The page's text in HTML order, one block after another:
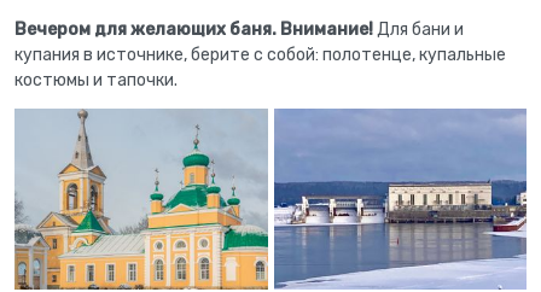
Вечером для желающих баня. Внимание!Для бани и
купания в источнике, берите с собой: полотенце, купальные
костюмы и тапочки.